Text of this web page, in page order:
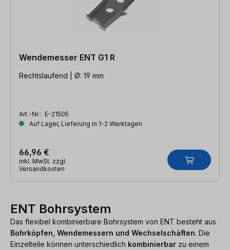
Wendemesser ENT G1 R
Rechtslaufend | Ø: 19 mm
Art.-Nr.: E-21505
Auf Lager, Lieferung in 1-2 Werktagen
66,96 €
inkl. MwSt. zzgl.
Versandkosten
ENT Bohrsystem
Das flexibel kombinierbare Bohrsystem von ENT besteht aus
Bohrköpfen, Wendemessern und Wechselschäften. Die
Einzelteile können unterschiedlich kombinierbar zu einem